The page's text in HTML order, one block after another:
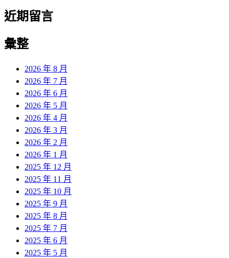
近期留言
彙整
2026 年 8 月
2026 年 7 月
2026 年 6 月
2026 年 5 月
2026 年 4 月
2026 年 3 月
2026 年 2 月
2026 年 1 月
2025 年 12 月
2025 年 11 月
2025 年 10 月
2025 年 9 月
2025 年 8 月
2025 年 7 月
2025 年 6 月
2025 年 5 月